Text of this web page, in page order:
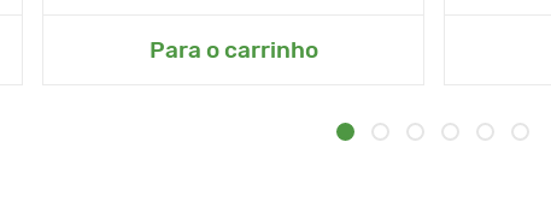
Para o carrinho